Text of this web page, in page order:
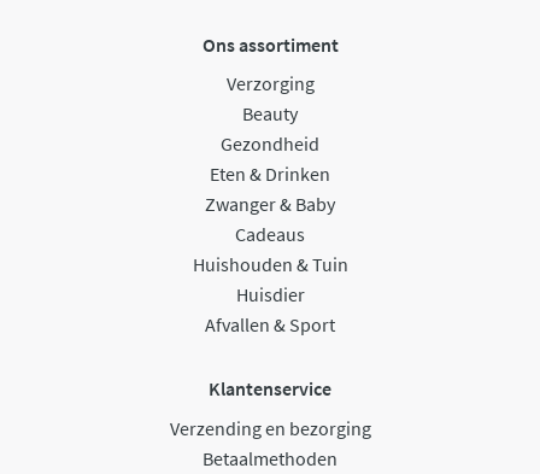
Ons assortiment
Verzorging
Beauty
Gezondheid
Eten & Drinken
Zwanger & Baby
Cadeaus
Huishouden & Tuin
Huisdier
Afvallen & Sport
Klantenservice
Verzending en bezorging
Betaalmethoden